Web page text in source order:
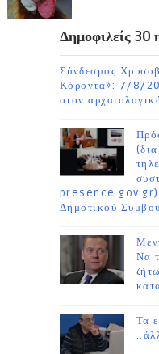
Δημοφιλείς 30
Σύνδεσμος
Κόροντα»: 7/8/
στον
presence.gov.gr)
Δημοτικού
Να
Τα